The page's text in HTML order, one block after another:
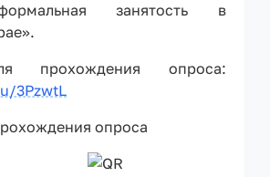
занятость в
прохождения опроса:
3PzwtL
опроса